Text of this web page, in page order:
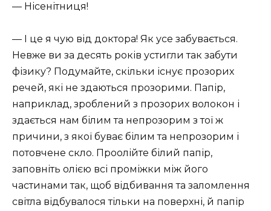
— Нісенітниця!
— І це я чую від доктора! Як усе забувається.
Невже ви за десять років устигли так забути
фізику? Подумайте, скільки існує прозорих
речей, які не здаються прозорими. Папір,
наприклад, зроблений з прозорих волокон і
здається нам білим та непрозорим з тої ж
причини, з якої буває білим та непрозорим і
потовчене скло. Проолійте білий папір,
заповніть олією всі проміжки між його
частинами так, щоб відбивання та заломлення
світла відбувалося тільки на поверхні, й папір